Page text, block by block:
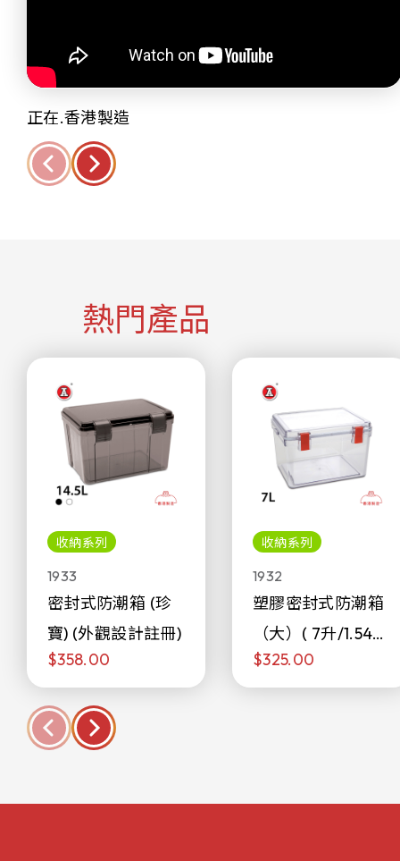
正在.香港製造
熱門產品
收納系列
1933
密封式防潮箱 (珍
寶) (外觀設計註冊)
$358.00
收納系列
1932
塑膠密封式防潮箱
（大）( 7升/1.54加
侖)
$325.00